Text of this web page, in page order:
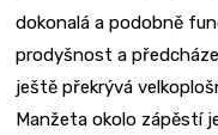
dokonalá a podobně
prodyšnost a
ještě překrývá
Manžeta okolo zápěstí